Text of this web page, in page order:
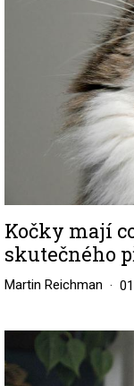
Kočky mají
skutečného
Martin Reichman
Image